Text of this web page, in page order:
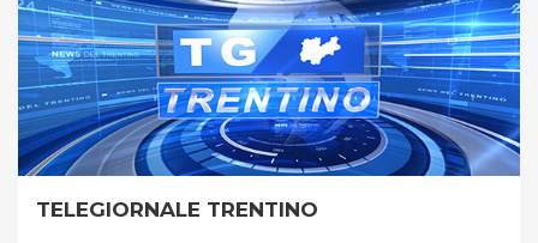
TELEGIORNALE TRENTINO